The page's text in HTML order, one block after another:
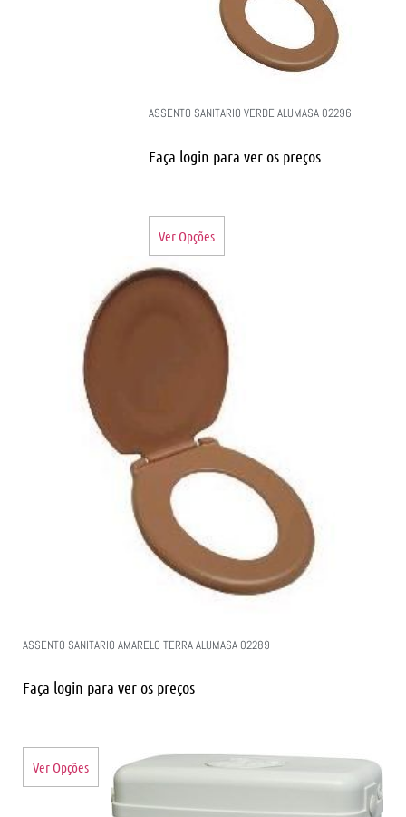
ASSENTO SANITARIO VERDE ALUMASA 02296
Faça login para ver os preços
Ver Opções
ASSENTO SANITARIO AMARELO TERRA ALUMASA 02289
Faça login para ver os preços
Ver Opções